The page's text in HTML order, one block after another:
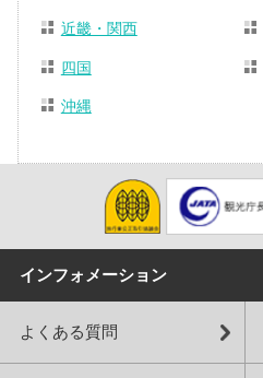
近畿・関西
四国
沖縄
インフォメーション
よくある質問